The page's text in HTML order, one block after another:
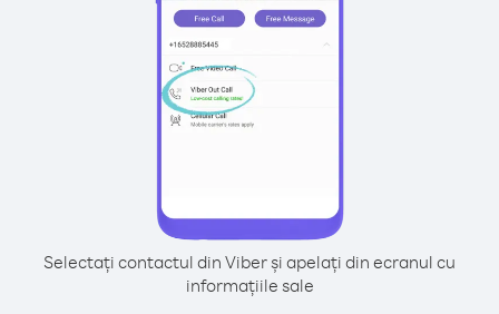
Selectați contactul din Viber și apelați din ecranul cu
informațiile sale